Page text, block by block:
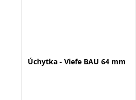
Úchytka - Viefe BAU 64 mm